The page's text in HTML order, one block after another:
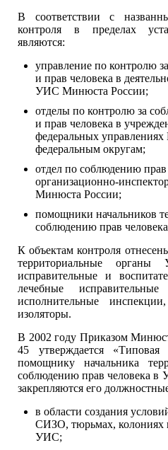
В соответствии с
контроля в пределах
являются:
управление по контролю
и прав человека в
УИС Минюста России;
отделы по контролю за
и прав человека в
федеральных
федеральным округам;
отдел по соблюдению
организационно-
Минюста России;
помощники начальников
соблюдению прав
К объектам контроля
территориальные
исправительные и
лечебные
исполнительные
изоляторы.
В 2002 году Приказом
45 утверждается «Типовая
помощнику начальника
соблюдению прав человека
закрепляются его
в области создания
СИЗО, тюрьмах, колониях
УИС;